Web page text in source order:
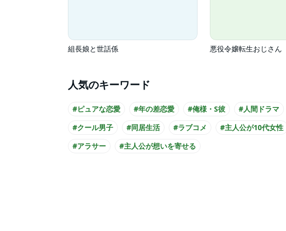
組長娘と世話係 悪役令嬢転生おじさん
人気のキーワード
#ピュアな恋愛 #年の差恋愛 #俺様・S彼 #人間ドラマ
#クール男子
#同居生活 #ラブコメ #主人公が10代女性
#アラサー
#主人公が想いを寄せる